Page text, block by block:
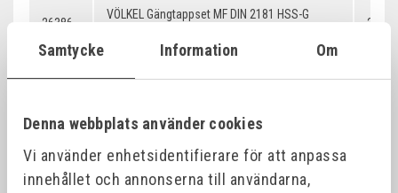
Samtycke Information Om
Denna webbplats använder cookies
Vi använder enhetsidentifierare för att anpassa
innehållet och annonserna till användarna,
26386
VÖLKEL Gängtappset MF DIN 2181 HSS-G
26388
VÖLKEL Gängtappset MF DIN 2181 HSS-G
21x1.5